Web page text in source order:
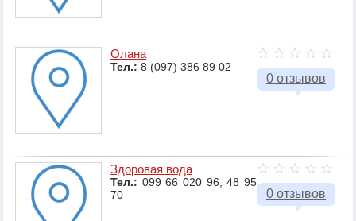
0 отзывов
Олана
Тел.: 8 (097) 386 89 02
0 отзывов
Здоровая вода
Тел.: 099 66 020 96, 48 95
70